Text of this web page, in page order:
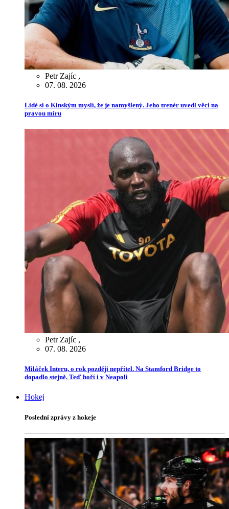
Petr Zajíc ,
07. 08. 2026
Lidé si o Kinským myslí, že je namyšlený. Jeho trenér uvedl věci na
pravou míru
Petr Zajíc ,
07. 08. 2026
Miláček Interu, o rok později nepřítel. Na Stamford Bridge to
dopadlo stejně. Teď hoří i v Neapoli
Hokej
Poslední zprávy z hokeje